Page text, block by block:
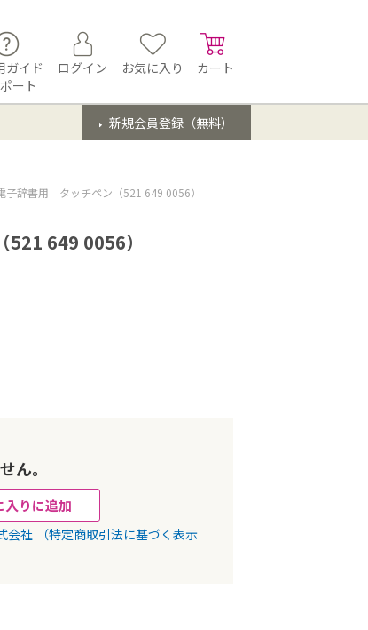
ガイド
ート
ログイン お気に入り カート
新規会員登録（無料）
辞書用 タッチペン（521 649 0056）
649 0056）
ん。
入りに追加
会社
（特定商取引法に基づく表示